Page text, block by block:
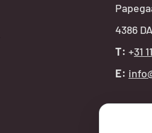
4386
T: +31
E: